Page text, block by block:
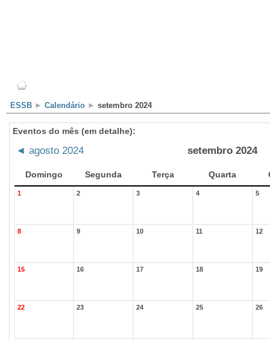
ESSB ► Calendário ► setembro 2024
Eventos do mês (em detalhe):
◄ agosto 2024 setembro 2024
Domingo Segunda Terça Quarta
1 2 3 4 5
8 9 10 11 12
15 16 17 18 19
22 23 24 25 26